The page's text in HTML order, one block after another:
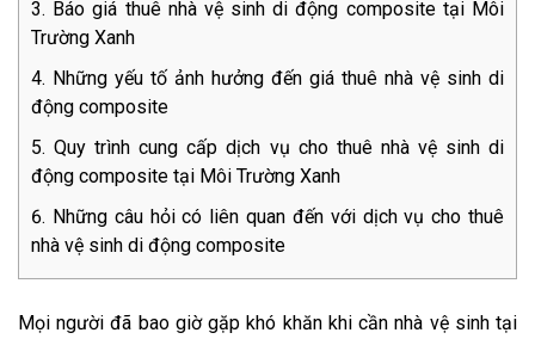
Báo giá thuê nhà vệ sinh di động composite tại Môi
Trường Xanh
Những yếu tố ảnh hưởng đến giá thuê nhà vệ sinh di
động composite
Quy trình cung cấp dịch vụ cho thuê nhà vệ sinh di
động composite tại Môi Trường Xanh
Những câu hỏi có liên quan đến với dịch vụ cho thuê
nhà vệ sinh di động composite
Mọi người đã bao giờ gặp khó khăn khi cần nhà vệ sinh tại